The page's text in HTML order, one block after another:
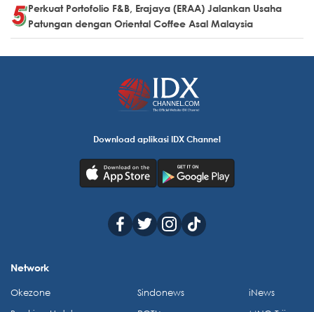
Perkuat Portofolio F&B, Erajaya (ERAA) Jalankan Usaha
Patungan dengan Oriental Coffee Asal Malaysia
Download aplikasi IDX Channel
Network
Okezone
Sindonews
iNews